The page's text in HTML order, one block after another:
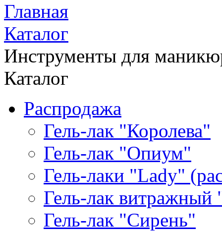
Главная
Каталог
Инструменты для
Каталог
Распродажа
Гель-лак "Королева"
Гель-лак "Опиум"
Гель-лаки "Lady"
Гель-лак витражный
Гель-лак "Сирень"